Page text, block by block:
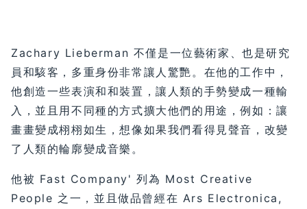
Zachary Lieberman 不僅是一位藝術家、也是研究
員和駭客，多重身份非常讓人驚艷。在他的工作中，
他創造一些表演和和裝置，讓人類的手勢變成一種輸
入，並且用不同種的方式擴大他們的用途，例如：讓
畫畫變成栩栩如生，想像如果我們看得見聲音，改變
了人類的輪廓變成音樂。
他被 Fast Company' 列為 Most Creative
People 之一，並且做品曾經在 Ars Electronica,